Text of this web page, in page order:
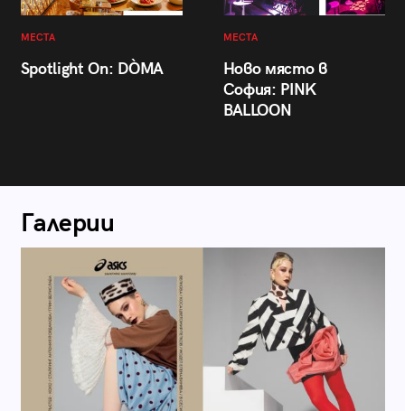
МЕСТА
Spotlight On: DÒMA
МЕСТА
Ново място в
София: PINK
BALLOON
Галерии